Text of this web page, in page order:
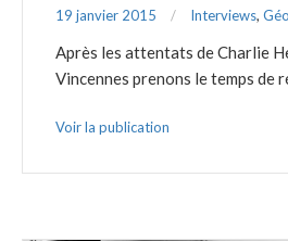
19 janvier 2015 Interviews,
Après les attentats de Charlie
Vincennes prenons le temps de
Voir la publication